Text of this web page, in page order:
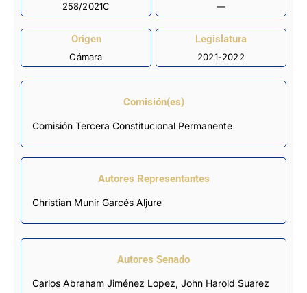
258/2021C —
Origen
Cámara
Legislatura
2021-2022
Comisión(es)
Comisión Tercera Constitucional Permanente
Autores Representantes
Christian Munir Garcés Aljure
Autores Senado
Carlos Abraham Jiménez Lopez, John Harold Suarez